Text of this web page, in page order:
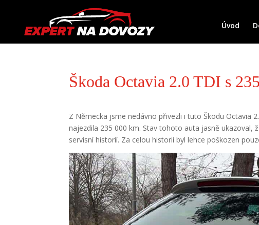
Úvod
Škoda Octavia 2.0 TDI s
Z Německa jsme nedávno přivezli i tuto Škodu Octavia
najezdila 235 000 km. Stav tohoto auta jasně
servisní historií. Za celou historii byl lehce poškozen